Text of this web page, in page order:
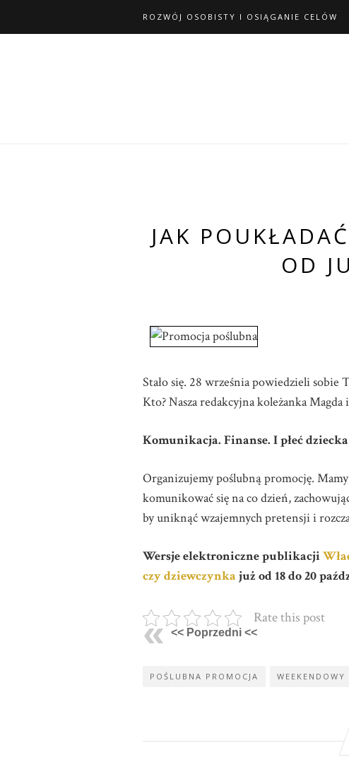
ROZWÓJ OSOBISTY I OSIĄGANIE CELÓW
JAK
OD
Stało się. 28 września powiedzieli
Kto? Nasza redakcyjna koleżanka
Komunikacja. Finanse. I płeć
Organizujemy poślubną promocję.
komunikować się na co dzień,
by uniknąć wzajemnych pretensji i
Wersje elektroniczne publikacji
czy dziewczynka już od 18 do 20
Rate this post
<< Poprzedni <<
POŚLUBNA PROMOCJA WEEKENDOWY